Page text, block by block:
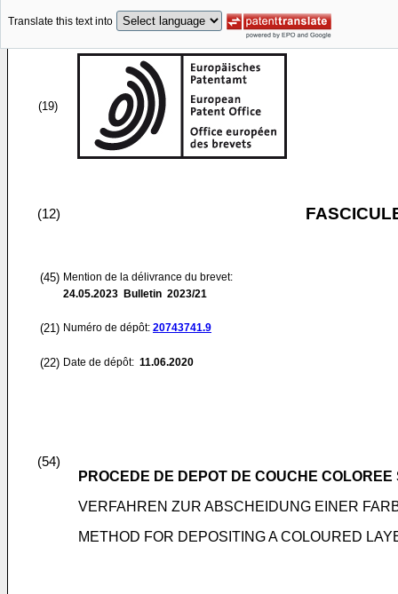
Translate this text into
(19)
(12)
(45) Mention de la délivrance du brevet:
24.05.2023 Bulletin 2023/21
(21) Numéro de dépôt: 20743741.9
(22) Date de dépôt: 11.06.2020
(54)
PROCEDE DE DEPOT DE COUCHE
VERFAHREN ZUR ABSCHEIDUNG EINER
METHOD FOR DEPOSITING A COLOURED